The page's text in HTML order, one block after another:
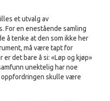
et utvalg av
For en enestående samling
å tenke at den som ikke her
må være tapt for
det bare å si: «Løp og kjøp»
unektelig har noe
oppfordringen skulle være